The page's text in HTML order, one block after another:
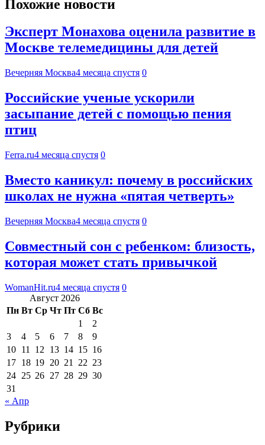
Похожие новости
Эксперт Монахова оценила развитие в
Москве телемедицины для детей
Вечерняя Москва4 месяца спустя 0
Российские ученые ускорили
засыпание детей с помощью пения
птиц
Ferra.ru4 месяца спустя 0
Вместо каникул: почему в российских
школах не нужна «пятая четверть»
Вечерняя Москва4 месяца спустя 0
Совместный сон с ребенком: близость,
которая может стать привычкой
WomanHit.ru4 месяца спустя 0
Август 2026
Пн Вт Ср Чт Пт Сб Вс
1
2
3
4 5 6 7 8
9
10 11 12 13 14 15 16
17 18 19 20 21 22 23
24 25 26 27 28 29 30
31
« Апр
Рубрики